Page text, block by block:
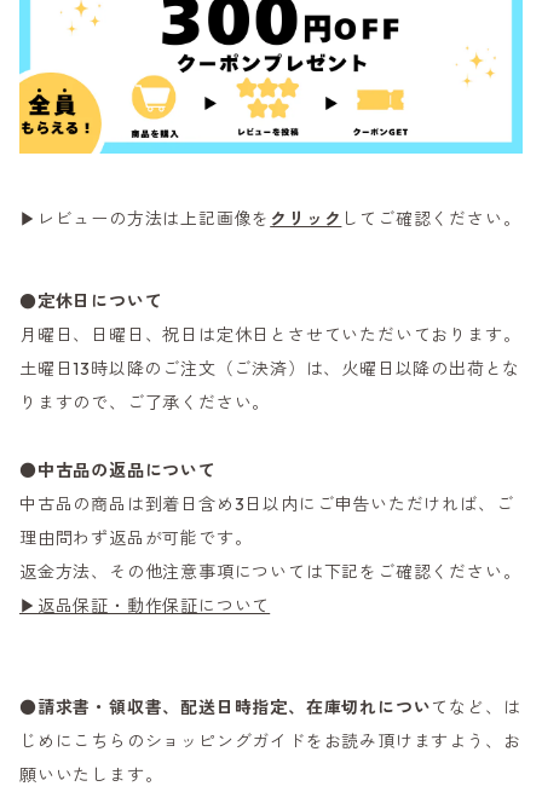
▶レビューの方法は上記画像を クリック してご確認ください。
●定休日について
月曜日、日曜日、祝日は定休日とさせていただいております。
土曜日13時以降のご注文（ご決済）は、火曜日以降の出荷とな
りますので、ご了承ください。
●中古品の返品について
中古品の商品は到着日含め3日以内にご申告いただければ、ご
理由問わず返品が可能です。
返金方法、その他注意事項については下記をご確認ください。
▶返品保証・動作保証について
●請求書・領収書、配送日時指定、在庫切れについてなど、は
じめにこちらのショッピングガイドをお読み頂けますよう、お
願いいたします。